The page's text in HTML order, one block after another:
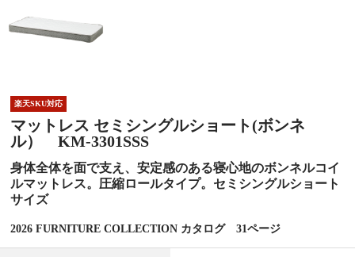
楽天SKU対応
マットレス セミシングルショート(ボンネ
ル） KM-3301SSS
身体全体を面で支え、安定感のある寝心地のボンネルコイ
ルマットレス。圧縮ロールタイプ。セミシングルショート
サイズ
2026 FURNITURE COLLECTION カタログ 31ページ